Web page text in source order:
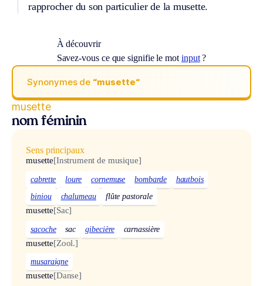
rapprocher du son particulier de la musette.
À découvrir
Savez-vous ce que signifie le motinput?
Synonymes de “musette“
musette
nom féminin
Sens principaux
musette[Instrument de musique]
cabrette loure cornemuse bombarde
hautbois
biniou
chalumeau flûte pastorale
musette[Sac]
sacoche sac gibecière carnassière
musette[Zool.]
musaraigne
musette[Danse]